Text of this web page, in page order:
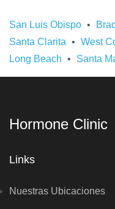
San Luis Obispo
Santa Clarita
West
Long Beach
Santa
Hormone Clinic
Links
Nuestras Ubicaciones